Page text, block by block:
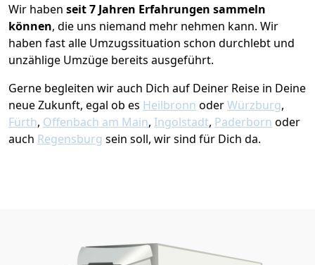
Wir haben seit7 Jahren Erfahrungen sammeln
können, die uns niemand mehr nehmen kann. Wir
haben fast alle Umzugssituation schon durchlebt und
unzählige Umzüge bereits ausgeführt.
Gerne begleiten wir auch Dich auf Deiner Reise in Deine
neue Zukunft, egal ob es Heilbronn oderWürzburg,
Fürth, Offenbach am Main, Ingolstadt, Paderborn oder
auch Regensburg sein soll, wir sind für Dich da.